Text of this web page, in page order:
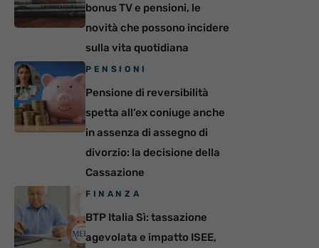
bonus TV e pensioni, le
novità che possono incidere
sulla vita quotidiana
PENSIONI
Pensione di reversibilità
spetta all’ex coniuge anche
in assenza di assegno di
divorzio: la decisione della
Cassazione
FINANZA
BTP Italia Sì: tassazione
agevolata e impatto ISEE,